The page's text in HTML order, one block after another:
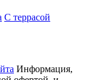
С террасой
Информация,